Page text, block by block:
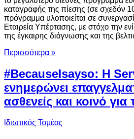
καταγραφής της πίεσης (σε σχεδόν
πρόγραμμα υλοποιείται σε
Εταιρεία Υπέρτασης, με στόχο την
της έγκαιρης διάγνωσης και της
Περισσότερα »
#BecauseIsayso: H
ενημερώνει
ασθενείς και κοινό
Ιδιωτικός Τομέας